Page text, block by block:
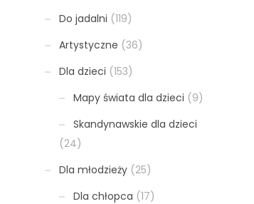
Do jadalni (119)
Artystyczne (36)
Dla dzieci (153)
Mapy świata dla dzieci (9)
Skandynawskie dla dzieci
(24)
Dla młodzieży (25)
Dla chłopca (17)